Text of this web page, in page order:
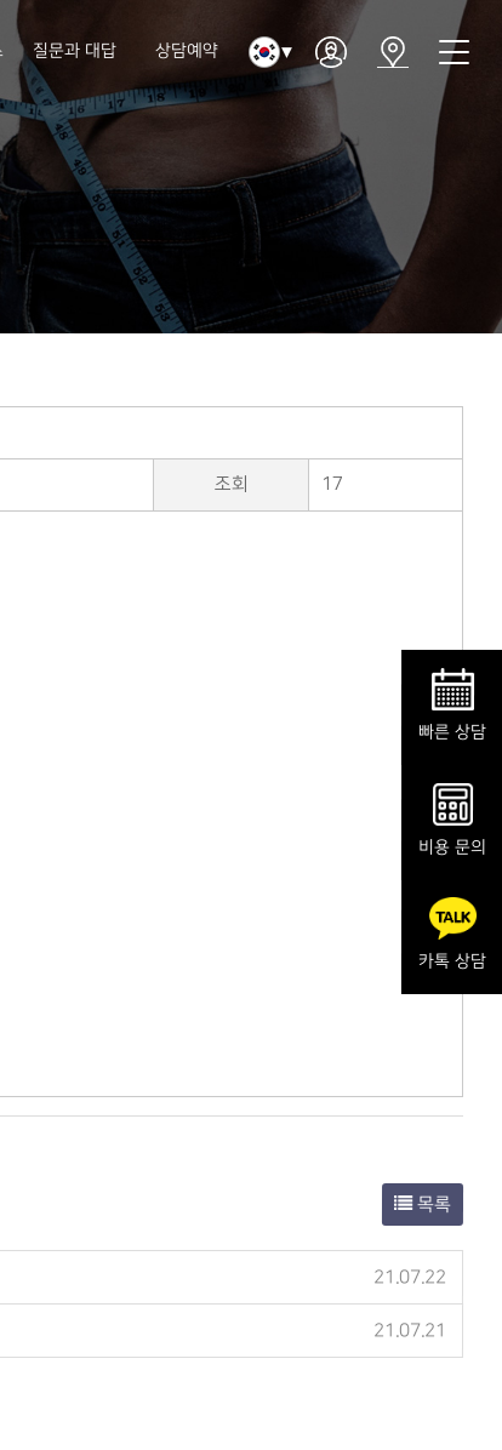
질문과 대답 상담예약 ▼
빠른 상담
비용 문의
카톡 상담
조회 17
목록
21.07.22
21.07.21